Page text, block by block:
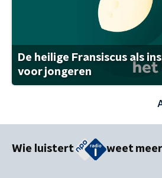
De heilige Fransiscus als
voor jongeren
Wie luistert weet meer